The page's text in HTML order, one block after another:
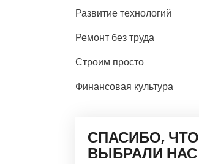
Развитие технологий
Ремонт без труда
Строим просто
Финансовая культура
СПАСИБО, ЧТО
ВЫБРАЛИ НАС